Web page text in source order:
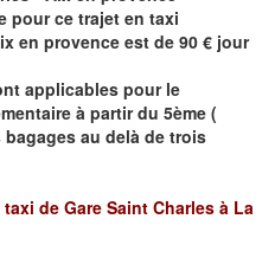
pour ce trajet en taxi
en provence est de 90 € jour
applicables pour le
à partir du 5ème (
au delà de trois
taxi de Gare Saint Charles à La